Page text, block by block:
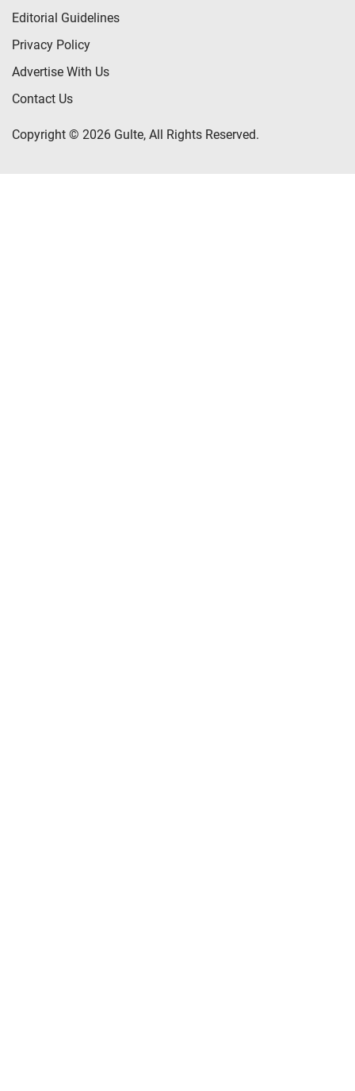
Editorial Guidelines
Privacy Policy
Advertise With Us
Contact Us
Copyright © 2026 Gulte, All Rights Reserved.